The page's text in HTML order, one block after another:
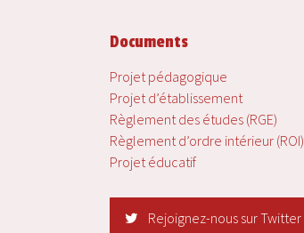
Documents
Projet pédagogique
Projet d’établissement
Règlement des études (RGE)
Règlement d’ordre intérieur (ROI)
Projet éducatif
Rejoignez-nous sur Twitter